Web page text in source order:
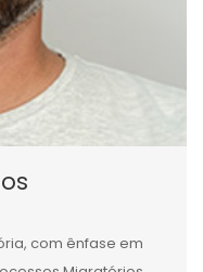
com ênfase em